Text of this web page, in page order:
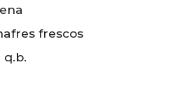
frescos